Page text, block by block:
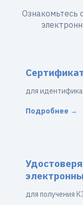
Ознакомьтесь
для
Подробнее →
для получения